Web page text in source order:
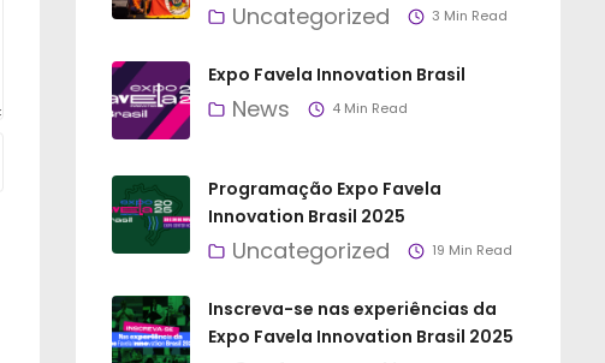
Uncategorized 3 Min Read
Expo Favela Innovation Brasil
News 4 Min Read
Programação Expo Favela
Innovation Brasil 2025
Uncategorized 19 Min Read
Inscreva-se nas experiências da
Expo Favela Innovation Brasil 2025